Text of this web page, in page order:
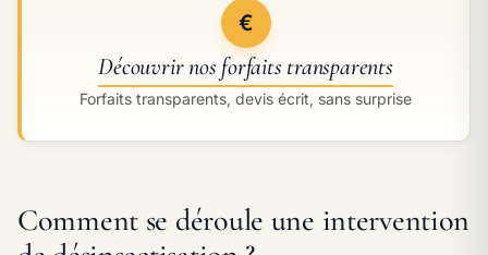
€
Découvrir nos forfaits transparents
Forfaits transparents, devis écrit, sans surprise
Comment se déroule une intervention